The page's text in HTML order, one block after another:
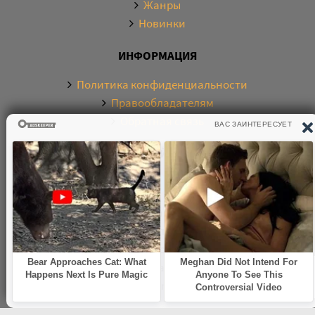
Жанры
Новинки
ИНФОРМАЦИЯ
Политика конфиденциальности
Правообладателям
О САЙТЕ
Электронная библиотека аудиокниг. Более 20000
аудиокниг в хорошем качестве. Слушайте аудиокниги
бесплатно онлайн и без регистрации. По любым
вопросам обращайтесь на почту:
knigamp3online.info@gmail.com